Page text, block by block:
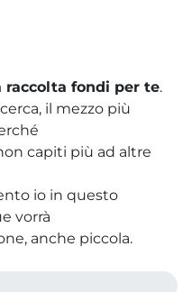
raccolta fondi per te.
il mezzo più
capiti più ad altre
io in questo
vorrà
anche piccola.